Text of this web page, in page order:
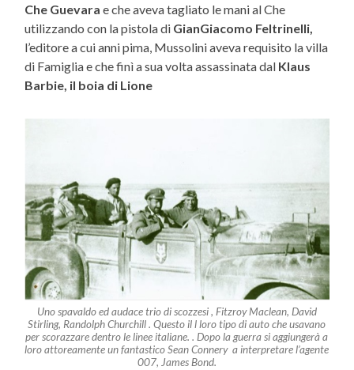
Che Guevarae che aveva tagliato le mani al Che
utilizzando con la pistola di GianGiacomo Feltrinelli,
l’editore a cui anni pima, Mussolini aveva requisito la villa
di Famiglia e che finì a sua volta assassinata dal Klaus
Barbie, il boia di Lione
Uno spavaldo ed audace trio di scozzesi , Fitzroy Maclean, David
Stirling, Randolph Churchill . Questo il l loro tipo di auto che usavano
per scorazzare dentro le linee italiane. . Dopo la guerra si aggiungerà a
loro attoreamente un fantastico Sean Connery a interpretare l’agente
007, James Bond.